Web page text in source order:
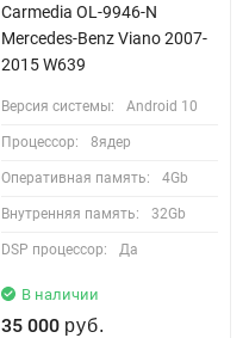
Carmedia OL-9946-N
Mercedes-Benz Viano 2007-
2015 W639
Версия системы: Android 10
Процессор: 8ядер
Оперативная память: 4Gb
Внутренняя память: 32Gb
DSP процессор: Да
В наличии
35 000 руб.